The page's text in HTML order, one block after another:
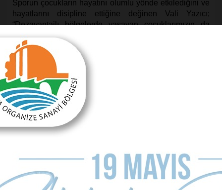
Sporun çocukların hayatını olumlu yönde etkilediğini ve
hayatlarını disipline ettiğine değinen Vali Yazıcı;
“Dezavantajlı bölgelerde yaşayan çocuklarımızın da
spor yapmasını istiyoruz. Bu kapsamda spor yapacağı
bütün malzemeleri ücretsiz bir şekilde biz karşılıyoruz.
Biz çocuklarımıza bu imkânı sağlıyoruz. Birinci amaç
çocuklarımızın hayatını disipline ederken kendilerine
olan özgüvenlerini arttırmak ve onları kötü
alışkanlıklardan uzak tutmak. Gerisi kendiliğinden
geliyor zaten. Çocuk iki maç kazanınca bir anda
hedefleri büyüyor. Bu da çocuklarımızın hayatını olumlu
yönde etkiliyor.” dedi.
Konuşmasının sonunda spor turizmine de değinen Vali
Yazıcı şunları kaydetti: “Burası turizmin başkenti. Ancak
kışın özellikle Aralık–Nisan arasında otellerimiz genel